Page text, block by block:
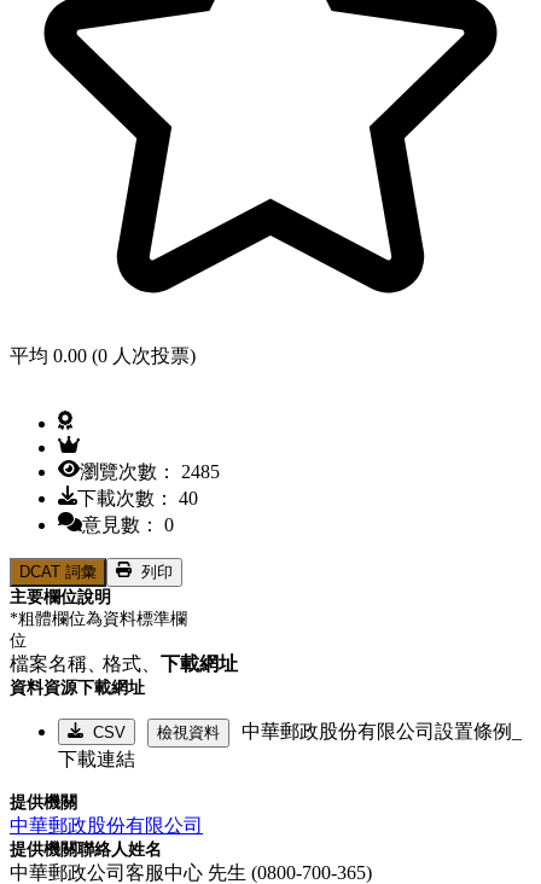
平均 0.00 (0 人次投票)
瀏覽次數： 2485
下載次數： 40
意見數： 0
DCAT 詞彙
列印
主要欄位說明
*粗體欄位為資料標準欄
位
檔案名稱、格式、 下載網址
資料資源下載網址
CSV 檢視資料
中華郵政股份有限公司設置條例_
下載連結
提供機關
中華郵政股份有限公司
提供機關聯絡人姓名
中華郵政公司客服中心 先生 (0800-700-365)